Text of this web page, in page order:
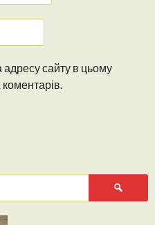
адресу сайту в цьому
Пошук: